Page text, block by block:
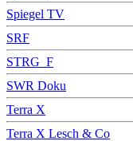
Spiegel TV
SRF
STRG_F
SWR Doku
Terra X
Terra X Lesch & Co